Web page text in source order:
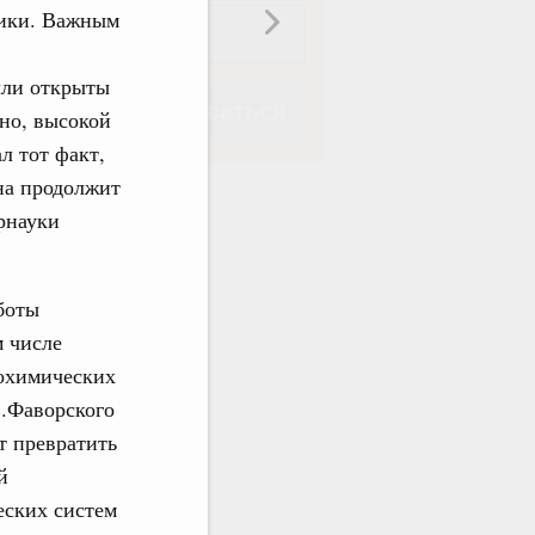
Важным
открыты
высокой
тот факт,
продолжит
числе
систем